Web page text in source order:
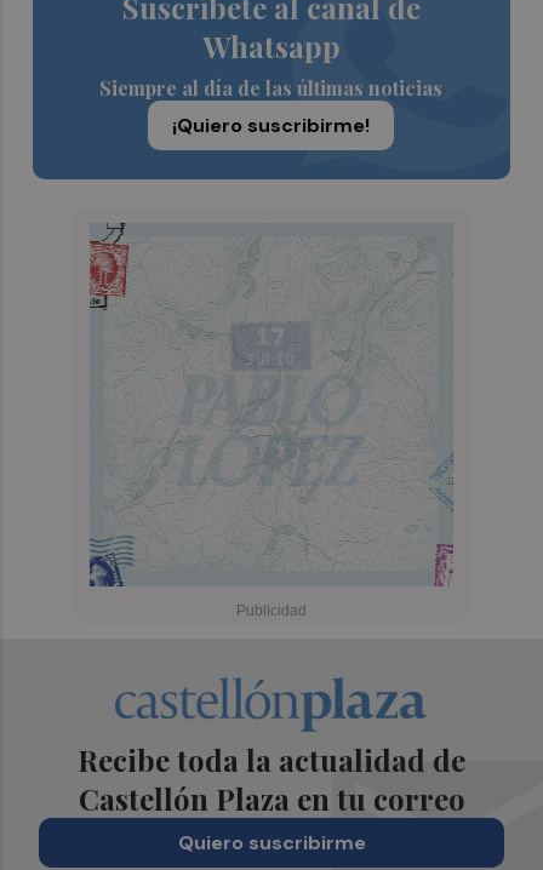
Whatsapp
Siempre al día de las últimas noticias
¡Quiero suscribirme!
Recibe toda la actualidad de
Castellón Plaza en tu correo
Quiero suscribirme